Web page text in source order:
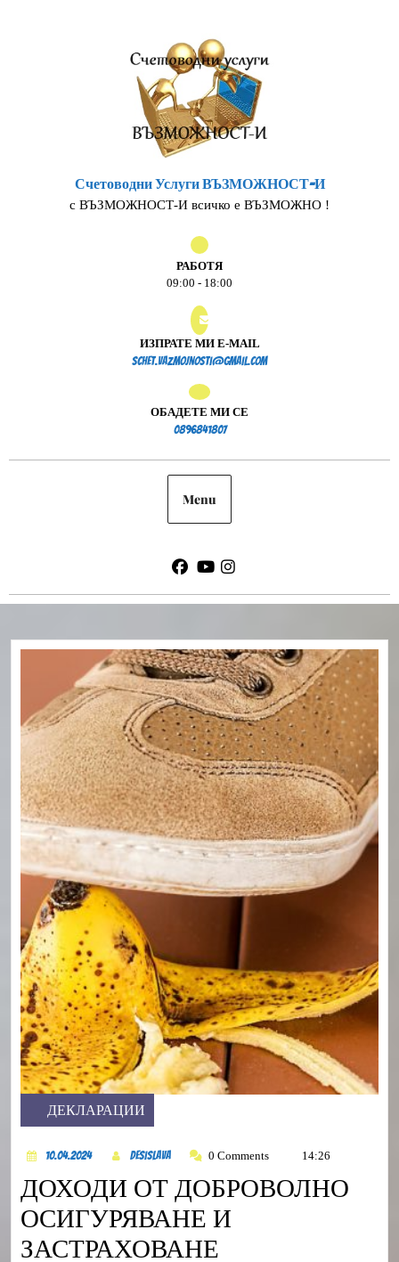
Счетоводни Услуги ВЪЗМОЖНОСТ-И
с ВЪЗМОЖНОСТ-И всичко е ВЪЗМОЖНО !
РАБОТЯ
09:00 - 18:00
ИЗПРАТЕ МИ E-MAIL
schet.vazmojnosti@gmail.com
ОБАДЕТЕ МИ СЕ
08968418070896841807
Menu
Facebook
YoutubeInstagram
ДЕКЛАРАЦИИ
10.04.2024
10.04.2024
DesiSlava
DesiSlava
0 Comments 14:26
ДОХОДИ ОТ ДОБРОВОЛНО
ОСИГУРЯВАНЕ И
ЗАСТРАХОВАНЕ